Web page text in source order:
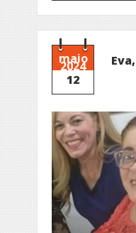
maio
2024
12